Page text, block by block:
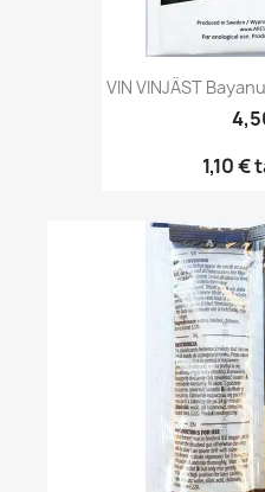
VIN VINJÄST
1,10 €